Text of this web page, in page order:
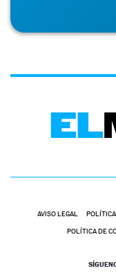
AVISO LEGAL
POLÍTICA DE